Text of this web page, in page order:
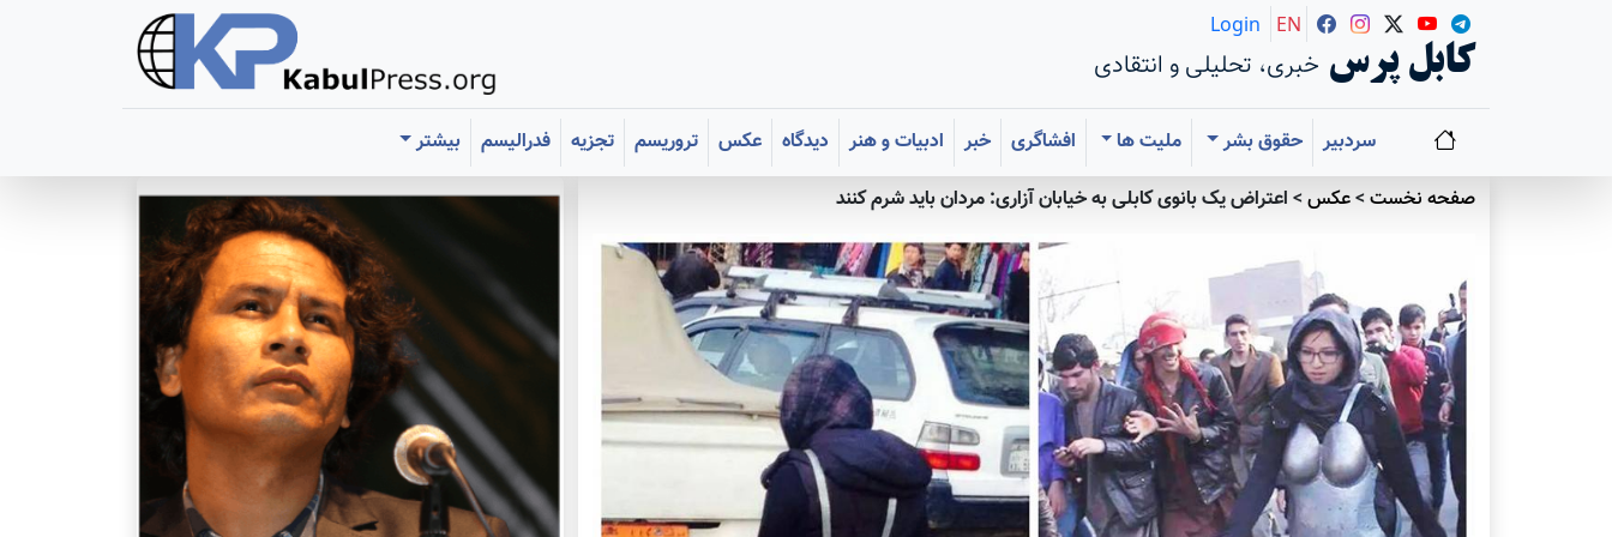
کابل پرس خبری، تحلیلی و انتقادی
Login EN
سردبیر حقوق بشر ملیت ها افشاگری خبر ادبیات و هنر دیدگاه عکس تروریسم تجزیه فدرالیسم
بیشتر
صفحه نخست>عکس> اعتراض یک بانوی کابلی به خیابان آزاری: مردان باید شرم کنند